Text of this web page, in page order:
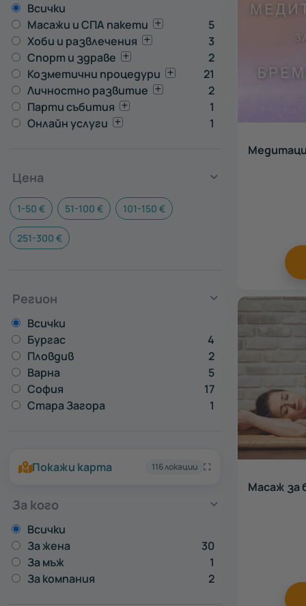
Всички
Масажи и СПА пакети
5
Хоби и развлечения
3
Спорт и здраве
2
Козметични процедури
21
Личностно развитие
2
Парти събития
1
Онлайн услуги
1
Цена
1-50 € 51-100 € 101-150 €
251-300 €
Регион
Всички
Бургас
4
Пловдив
2
Варна
5
София
17
Стара Загора
1
Покажи карта 116 локации
За кого
Всички
За жена
30
За мъж
1
За компания
2
Масаж за